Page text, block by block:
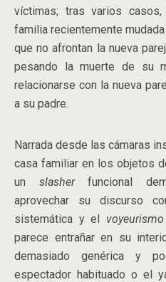
víctimas; tras varios
familia recientemente
que no afrontan la nueva
pesando la muerte de su
relacionarse con la nueva
a su padre.
Narrada desde las cámaras
casa familiar en los objetos
un slasherfuncional
aprovechar su discurso
sistemática y el voyeurismo
parece entrañar en su
demasiado genérica y
espectador habituado o el